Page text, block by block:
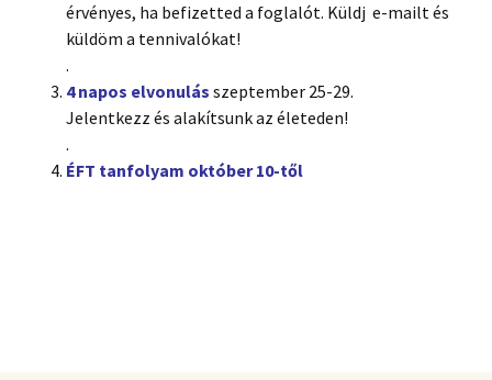
érvényes, ha befizetted a foglalót. Küldj e-mailt és
küldöm a tennivalókat!
.
4 napos elvonulás szeptember 25-29.
Jelentkezz és alakítsunk az életeden!
.
ÉFT tanfolyam október 10-től